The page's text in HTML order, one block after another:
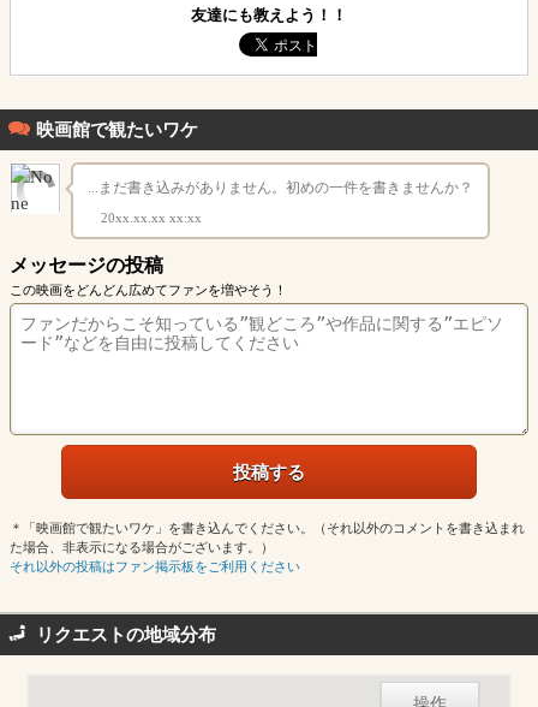
友達にも教えよう！！
映画館で観たいワケ
...まだ書き込みがありません。初めの一件を書きませんか？
20xx.xx.xx xx:xx
メッセージの投稿
この映画をどんどん広めてファンを増やそう！
＊「映画館で観たいワケ」を書き込んでください。（それ以外のコメントを書き込まれ
た場合、非表示になる場合がございます。）
それ以外の投稿はファン掲示板をご利用ください
リクエストの地域分布
操作